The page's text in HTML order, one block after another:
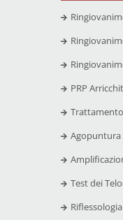
PRP
Agopuntura
Test dei
Riflessologia